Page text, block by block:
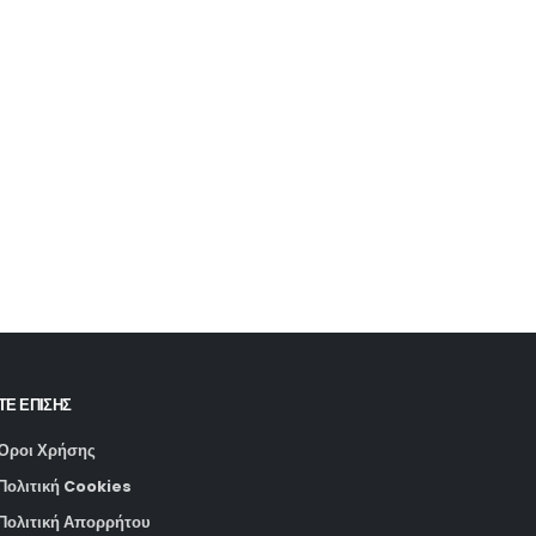
ΕΠΙΣΗΣ
Χρήσης
Cookies
Απορρήτου